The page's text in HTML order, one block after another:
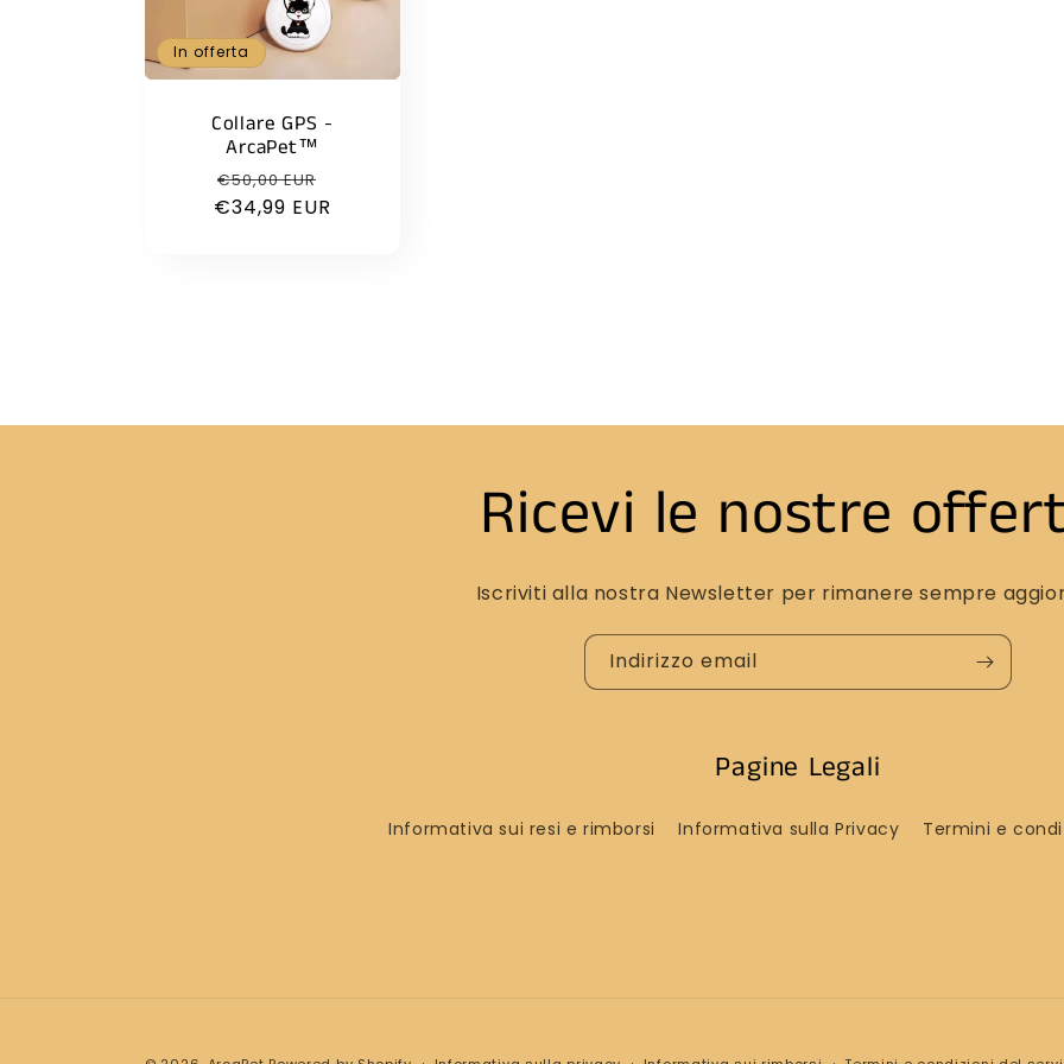
In offerta
Collare GPS -
ArcaPet™
Prezzo
di
€50,00 EUR
scontato
€34,99 EUR
Ricevi le nostre
Iscriviti alla nostra Newsletter per rimanere sempre
Indirizzo email
Pagine Legali
Informativa sui resi e rimborsi Informativa sulla Privacy Termini e